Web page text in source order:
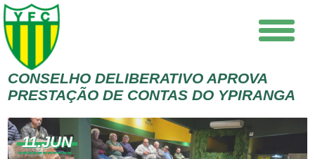
CONSELHO DELIBERATIVO APROVA
PRESTAÇÃO DE CONTAS DO YPIRANGA
11.JUN